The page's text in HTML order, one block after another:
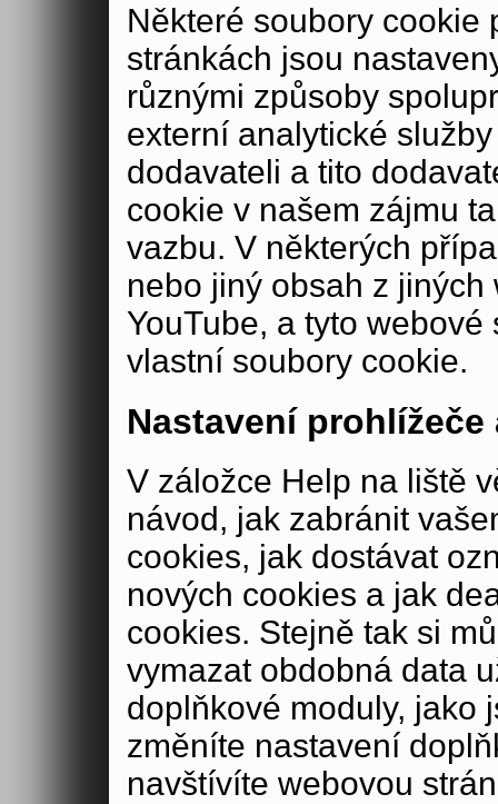
Některé soubory cookie
stránkách jsou
různými způsoby
externí analytické
dodavateli a tito
cookie v našem zájmu
vazbu. V některých
nebo jiný obsah z
YouTube, a tyto
vlastní soubory cookie.
Nastavení
V záložce Help na liště
návod, jak zabránit
cookies, jak dostávat
nových cookies a jak
cookies. Stejně tak si
vymazat obdobná data
doplňkové moduly, jako
změníte nastavení
navštívíte webovou